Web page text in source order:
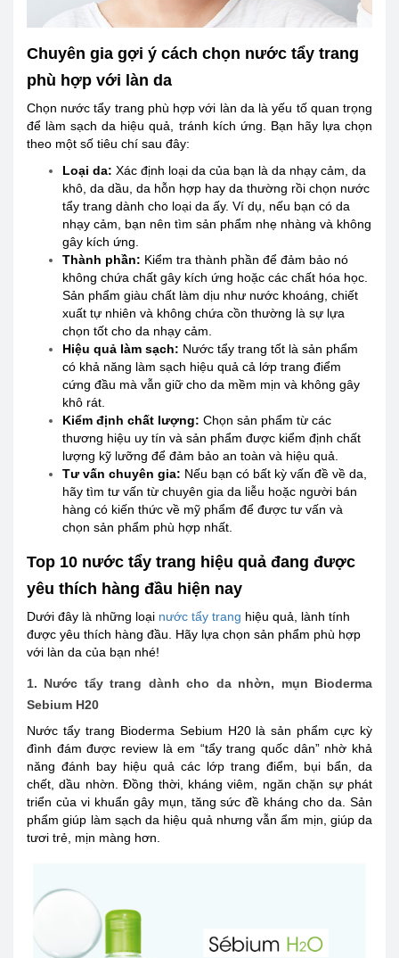
Chuyên gia gợi ý cách chọn nước tẩy trang
phù hợp với làn da
Chọn nước tẩy trang phù hợp với làn da là yếu tố quan trọng
để làm sạch da hiệu quả, tránh kích ứng. Bạn hãy lựa chọn
theo một số tiêu chí sau đây:
Loại da: Xác định loại da của bạn là da nhạy cảm, da
khô, da dầu, da hỗn hợp hay da thường rồi chọn nước
tẩy trang dành cho loại da ấy. Ví dụ, nếu bạn có da
nhạy cảm, bạn nên tìm sản phẩm nhẹ nhàng và không
gây kích ứng.
Thành phần: Kiểm tra thành phần để đảm bảo nó
không chứa chất gây kích ứng hoặc các chất hóa học.
Sản phẩm giàu chất làm dịu như nước khoáng, chiết
xuất tự nhiên và không chứa cồn thường là sự lựa
chọn tốt cho da nhạy cảm.
Hiệu quả làm sạch: Nước tẩy trang tốt là sản phẩm
có khả năng làm sạch hiệu quả cả lớp trang điểm
cứng đầu mà vẫn giữ cho da mềm mịn và không gây
khô rát.
Kiểm định chất lượng: Chọn sản phẩm từ các
thương hiệu uy tín và sản phẩm được kiểm định chất
lượng kỹ lưỡng để đảm bảo an toàn và hiệu quả.
Tư vấn chuyên gia: Nếu bạn có bất kỳ vấn đề về da,
hãy tìm tư vấn từ chuyên gia da liễu hoặc người bán
hàng có kiến thức về mỹ phẩm để được tư vấn và
chọn sản phẩm phù hợp nhất.
Top 10 nước tẩy trang hiệu quả đang được
yêu thích hàng đầu hiện nay
Dưới đây là những loại nước tẩy trang hiệu quả, lành tính
được yêu thích hàng đầu. Hãy lựa chọn sản phẩm phù hợp
với làn da của bạn nhé!
1. Nước tẩy trang dành cho da nhờn, mụn Bioderma
Sebium H20
Nước tẩy trang Bioderma Sebium H20 là sản phẩm cực kỳ
đình đám được review là em “tẩy trang quốc dân” nhờ khả
năng đánh bay hiệu quả các lớp trang điểm, bụi bẩn, da
chết, dầu nhờn. Đồng thời, kháng viêm, ngăn chặn sự phát
triển của vi khuẩn gây mụn, tăng sức đề kháng cho da. Sản
phẩm giúp làm sạch da hiệu quả nhưng vẫn ẩm mịn, giúp da
tươi trẻ, mịn màng hơn.